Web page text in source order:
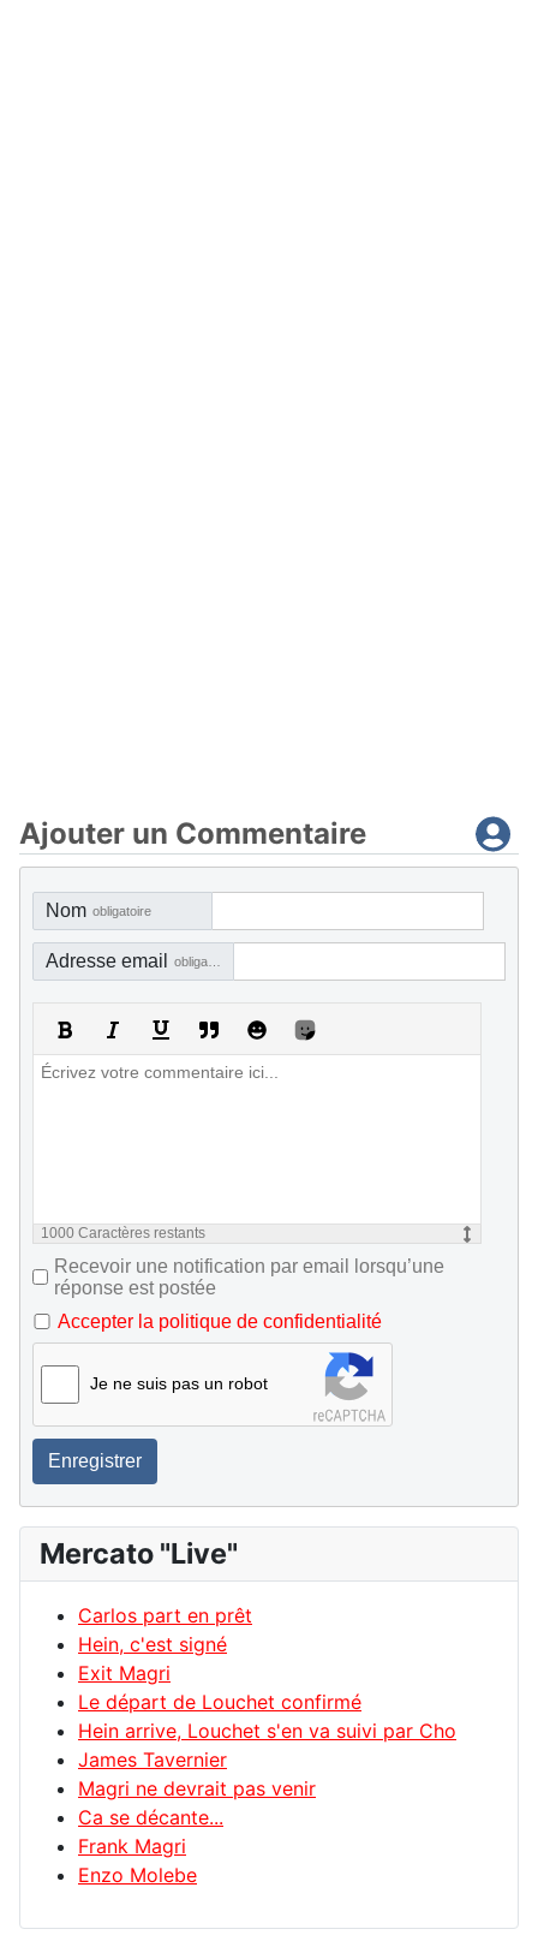
Ajouter un Commentaire
Nom obligatoire
Adresse email
1000 Caractères restants
Recevoir une notification par email lorsqu’une
réponse est postée
Accepter la politique de confidentialité
Je ne suis pas un robot
Enregistrer
Mercato "Live"
Carlos part en prêt
Hein, c'est signé
Exit Magri
Le départ de Louchet confirmé
Hein arrive, Louchet s'en va suivi par Cho
James Tavernier
Magri ne devrait pas venir
Ca se décante...
Frank Magri
Enzo Molebe